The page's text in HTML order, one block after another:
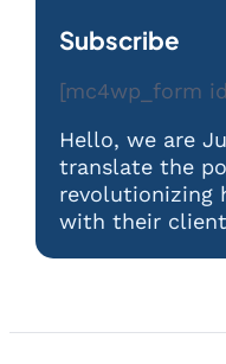
Subscribe
[mc4wp_form
Hello, we are
translate the
revolutionizing
with their